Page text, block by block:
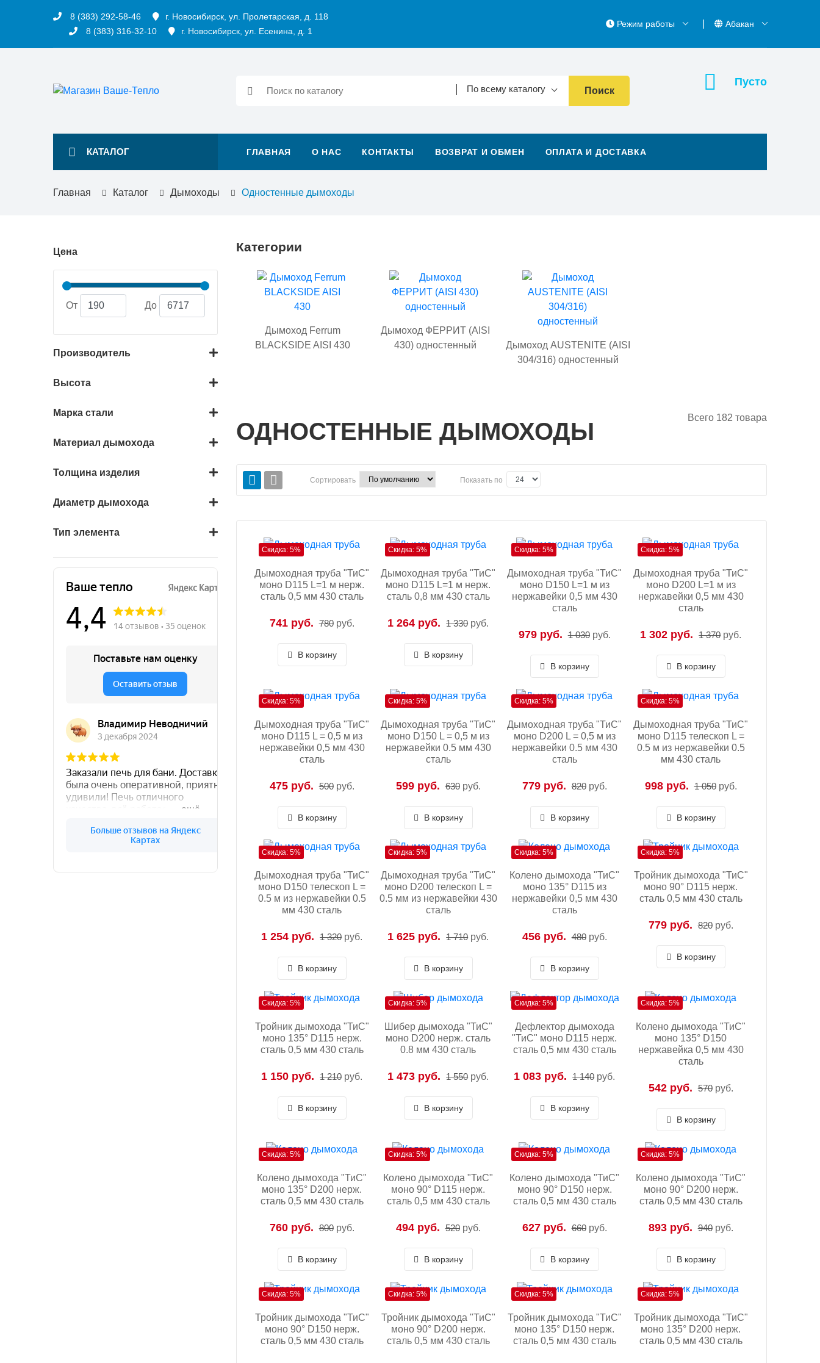
8 (383) 292-58-46
г. Новосибирск, ул. Пролетарская, д. 118
8 (383) 316-32-10
г. Новосибирск, ул. Есенина, д. 1
Режим работы Абакан
По всему каталогу Поиск
КАТАЛОГ ГЛАВНАЯ О НАС КОНТАКТЫ ВОЗВРАТ И ОБМЕН ОПЛАТА И ДОСТАВКА
Пусто
Главная Каталог Дымоходы Одностенные дымоходы
Цена
От До
Производитель
Высота
Марка стали
Материал дымохода
Толщина изделия
Диаметр дымохода
Тип элемента
Категории
Дымоход Ferrum
BLACKSIDE AISI 430
Дымоход ФЕРРИТ (AISI
430) одностенный
Дымоход AUSTENITE (AISI
304/316) одностенный
ОДНОСТЕННЫЕ ДЫМОХОДЫ
Всего 182 товара
Сортировать Показать по
Скидка: 5%
Дымоходная труба "ТиС"
моно D115 L=1 м нерж.
сталь 0,5 мм 430 сталь
741 руб. 780 руб.
В корзину
Скидка: 5%
Дымоходная труба "ТиС"
моно D115 L=1 м нерж.
сталь 0,8 мм 430 сталь
1 264 руб. 1 330 руб.
В корзину
Скидка: 5%
Дымоходная труба "ТиС"
моно D150 L=1 м из
нержавейки 0,5 мм 430
сталь
979 руб. 1 030 руб.
В корзину
Скидка: 5%
Дымоходная труба "ТиС"
моно D200 L=1 м из
нержавейки 0,5 мм 430
сталь
1 302 руб. 1 370 руб.
В корзину
Скидка: 5%
Дымоходная труба "ТиС"
моно D115 L = 0,5 м из
нержавейки 0,5 мм 430
сталь
475 руб. 500 руб.
В корзину
Скидка: 5%
Дымоходная труба "ТиС"
моно D150 L = 0,5 м из
нержавейки 0.5 мм 430
сталь
599 руб. 630 руб.
В корзину
Скидка: 5%
Дымоходная труба "ТиС"
моно D200 L = 0,5 м из
нержавейки 0.5 мм 430
сталь
779 руб. 820 руб.
В корзину
Скидка: 5%
Дымоходная труба "ТиС"
моно D115 телескоп L =
0.5 м из нержавейки 0.5
мм 430 сталь
998 руб. 1 050 руб.
В корзину
Скидка: 5%
Дымоходная труба "ТиС"
моно D150 телескоп L =
0.5 м из нержавейки 0.5
мм 430 сталь
1 254 руб. 1 320 руб.
В корзину
Скидка: 5%
Дымоходная труба "ТиС"
моно D200 телескоп L =
0.5 мм из нержавейки 430
сталь
1 625 руб. 1 710 руб.
В корзину
Скидка: 5%
Колено дымохода "ТиС"
моно 135° D115 из
нержавейки 0,5 мм 430
сталь
456 руб. 480 руб.
В корзину
Скидка: 5%
Тройник дымохода "ТиС"
моно 90° D115 нерж.
сталь 0,5 мм 430 сталь
779 руб. 820 руб.
В корзину
Скидка: 5%
Тройник дымохода "ТиС"
моно 135° D115 нерж.
сталь 0,5 мм 430 сталь
1 150 руб. 1 210 руб.
В корзину
Скидка: 5%
Шибер дымохода "ТиС"
моно D200 нерж. сталь
0.8 мм 430 сталь
1 473 руб. 1 550 руб.
В корзину
Скидка: 5%
Дефлектор дымохода
"ТиС" моно D115 нерж.
сталь 0,5 мм 430 сталь
1 083 руб. 1 140 руб.
В корзину
Скидка: 5%
Колено дымохода "ТиС"
моно 135° D150
нержавейка 0,5 мм 430
сталь
542 руб. 570 руб.
В корзину
Скидка: 5%
Колено дымохода "ТиС"
моно 135° D200 нерж.
сталь 0,5 мм 430 сталь
760 руб. 800 руб.
В корзину
Скидка: 5%
Колено дымохода "ТиС"
моно 90° D115 нерж.
сталь 0,5 мм 430 сталь
494 руб. 520 руб.
В корзину
Скидка: 5%
Колено дымохода "ТиС"
моно 90° D150 нерж.
сталь 0,5 мм 430 сталь
627 руб. 660 руб.
В корзину
Скидка: 5%
Колено дымохода "ТиС"
моно 90° D200 нерж.
сталь 0,5 мм 430 сталь
893 руб. 940 руб.
В корзину
Скидка: 5%
Тройник дымохода "ТиС"
моно 90° D150 нерж.
сталь 0,5 мм 430 сталь
Скидка: 5%
Тройник дымохода "ТиС"
моно 90° D200 нерж.
сталь 0,5 мм 430 сталь
Скидка: 5%
Тройник дымохода "ТиС"
моно 135° D150 нерж.
сталь 0,5 мм 430 сталь
Скидка: 5%
Тройник дымохода "ТиС"
моно 135° D200 нерж.
сталь 0,5 мм 430 сталь